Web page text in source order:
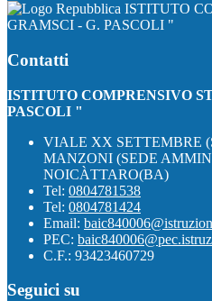
ISTITUTO
GRAMSCI - G. PASCOLI "
Contatti
ISTITUTO COMPRENSIVO
PASCOLI "
VIALE XX SETTEMBRE
MANZONI (SEDE
NOICÀTTARO(BA)
Tel: 0804781538
Tel: 0804781424
Email:
PEC:
C.F.: 93423460729
Seguici su